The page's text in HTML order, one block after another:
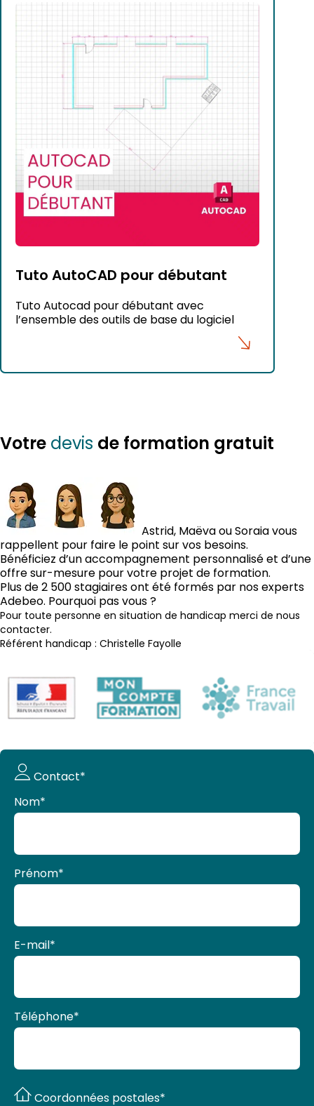
Tuto AutoCAD pour débutant
Tuto Autocad pour débutant avec
l’ensemble des outils de base du logiciel
Votre devis de formation gratuit
Astrid, Maëva ou Soraia vous
rappellent pour faire le point sur vos besoins.
Bénéficiez d’un accompagnement personnalisé et d’une
offre sur-mesure pour votre projet de formation.
Plus de 2 500 stagiaires ont été formés par nos experts
Adebeo. Pourquoi pas vous ?
Pour toute personne en situation de handicap merci de nous
contacter.
Référent handicap : Christelle Fayolle
Demande
de devis
Contact*
Nom*
Prénom*
E-mail*
Téléphone*
Coordonnées postales*